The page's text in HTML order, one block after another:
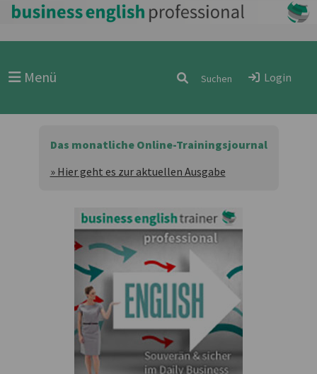
Menü Login
Das monatliche Online-Trainingsjournal
» Hier geht es zur aktuellen Ausgabe